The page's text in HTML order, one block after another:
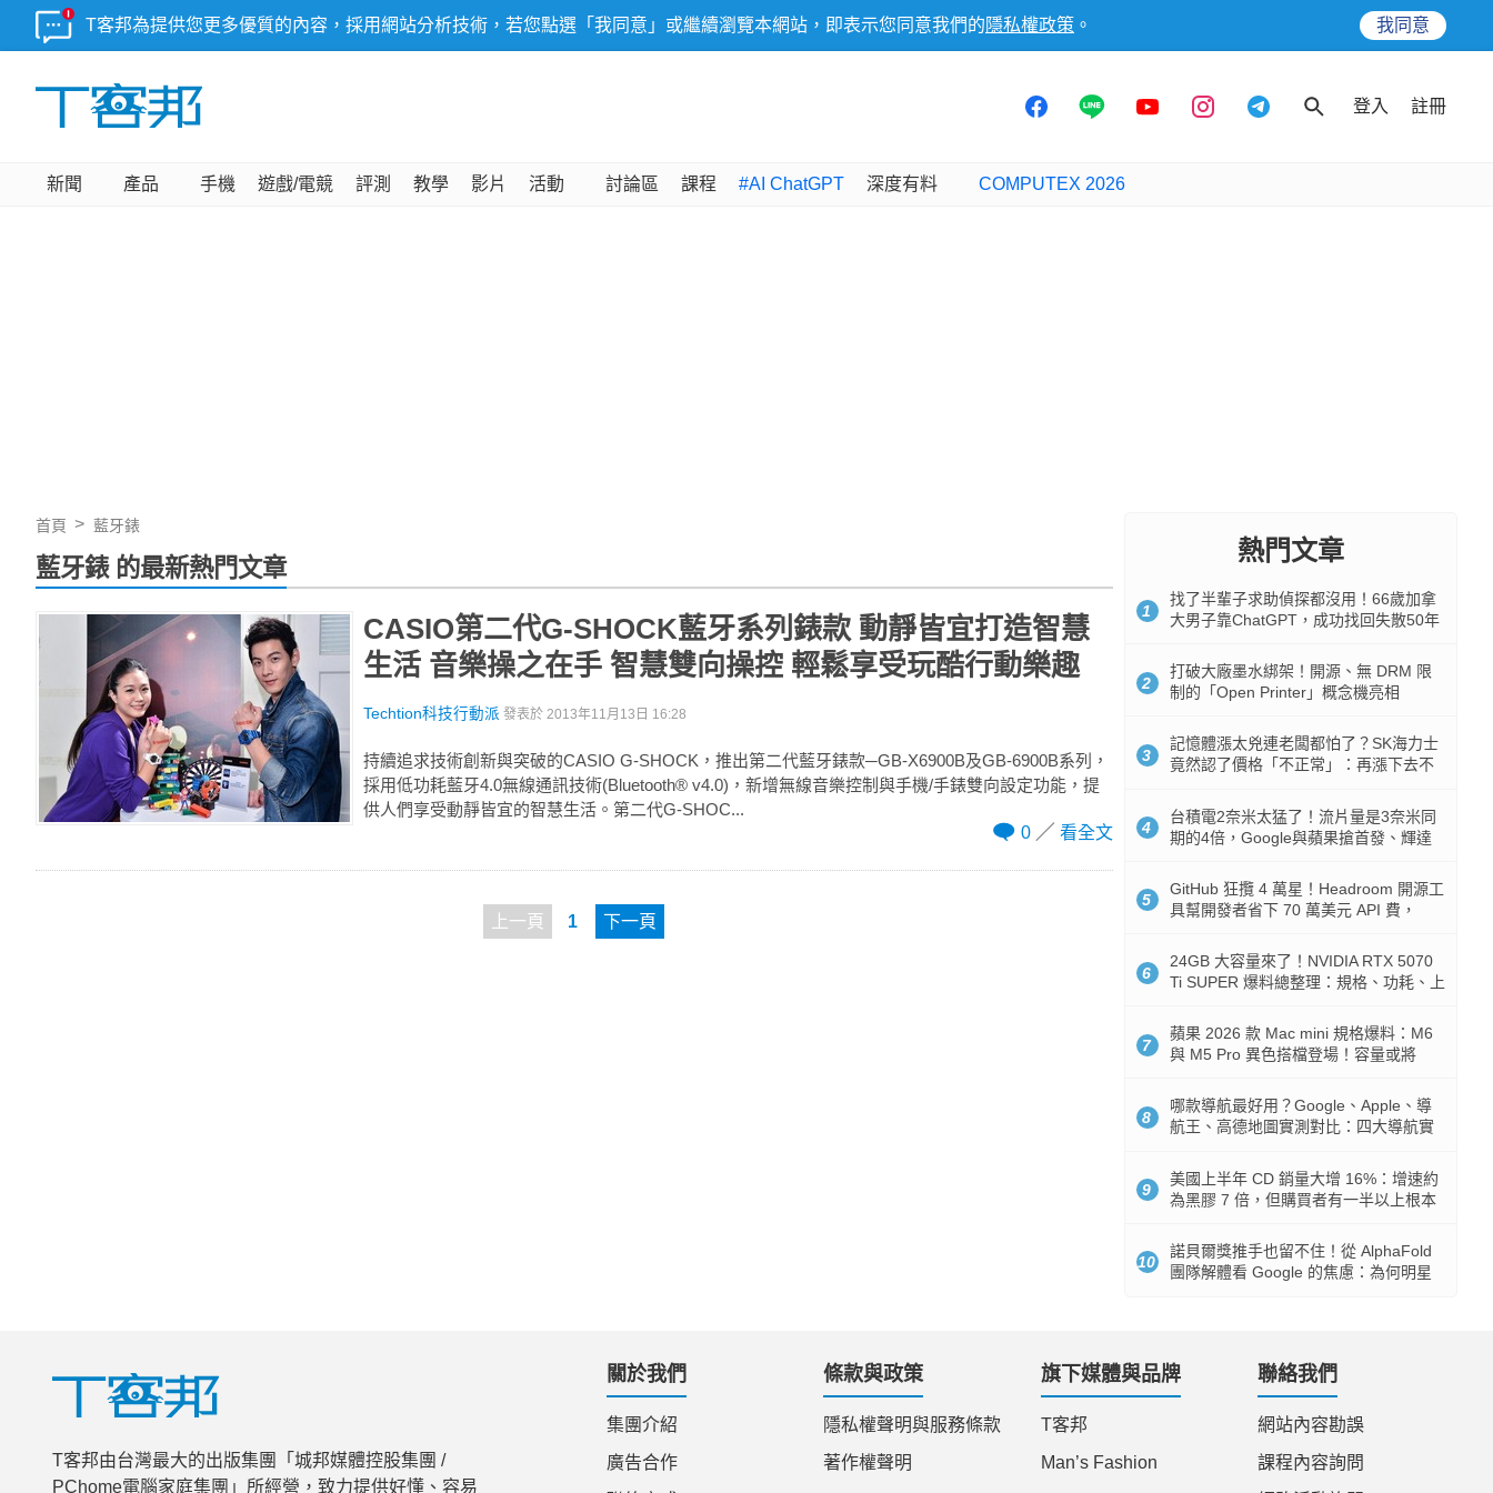
T客邦為提供您更多優質的內容，採用網站分析技術，若您點選「我同意」或繼續瀏覽本網站，即表示您同意我們的 隱私權政策 。 我同意
登入 註冊
新聞 產品 手機 遊戲/電競 評測 教學 影片 活動 討論區 課程 #AI ChatGPT 深度有料 COMPUTEX 2026
首頁 藍牙錶
藍牙錶 的最新熱門文章
CASIO第二代G-SHOCK藍牙系列錶款 動靜皆宜打造智慧
生活 音樂操之在手 智慧雙向操控 輕鬆享受玩酷行動樂趣
Techtion科技行動派 發表於 2013年11月13日 16:28
持續追求技術創新與突破的CASIO G-SHOCK，推出第二代藍牙錶款─GB-X6900B及GB-6900B系列，
採用低功耗藍牙4.0無線通訊技術(Bluetooth® v4.0)，新增無線音樂控制與手機/手錶雙向設定功能，提
供人們享受動靜皆宜的智慧生活。第二代G-SHOC...
0
看全文
上一頁 1 下一頁
熱門文章
1
找了半輩子求助偵探都沒用！66歲加拿
大男子靠ChatGPT，成功找回失散50年
2
打破大廠墨水綁架！開源、無 DRM 限
制的「Open Printer」概念機亮相
3
記憶體漲太兇連老闆都怕了？SK海力士
竟然認了價格「不正常」：再漲下去不
4
台積電2奈米太猛了！流片量是3奈米同
期的4倍，Google與蘋果搶首發、輝達
5
GitHub 狂攬 4 萬星！Headroom 開源工
具幫開發者省下 70 萬美元 API 費，
6
24GB 大容量來了！NVIDIA RTX 5070
Ti SUPER 爆料總整理：規格、功耗、上
7
蘋果 2026 款 Mac mini 規格爆料：M6
與 M5 Pro 異色搭檔登場！容量或將
8
哪款導航最好用？Google、Apple、導
航王、高德地圖實測對比：四大導航實
9
美國上半年 CD 銷量大增 16%：增速約
為黑膠 7 倍，但購買者有一半以上根本
10
諾貝爾獎推手也留不住！從 AlphaFold
團隊解體看 Google 的焦慮：為何明星
T客邦由台灣最大的出版集團「城邦媒體控股集團 /
PChome電腦家庭集團」所經營，致力提供好懂、容易
關於我們
集團介紹
廣告合作
條款與政策
隱私權聲明與服務條款
著作權聲明
旗下媒體與品牌
T客邦
Man’s Fashion
聯絡我們
網站內容勘誤
課程內容詢問